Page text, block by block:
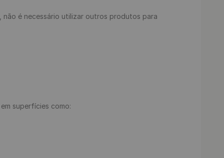
não é necessário utilizar outros produtos para
superfícies como: